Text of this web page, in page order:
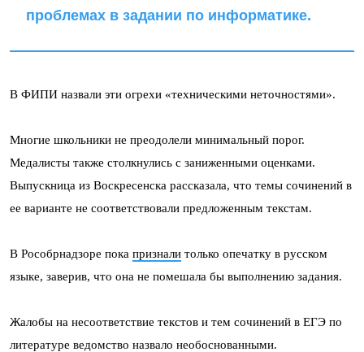
проблемах в задании по информатике.
В ФИПИ назвали эти огрехи «техническими неточностями».
Многие школьники не преодолели минимальный порог.
Медалисты также столкнулись с заниженными оценками.
Выпускница из Воскресенска рассказала, что темы сочинений в
ее варианте не соответствовали предложенным текстам.
В Рособрнадзоре пока признали только опечатку в русском
языке, заверив, что она не помешала бы выполнению задания.
Жалобы на несоответствие текстов и тем сочинений в ЕГЭ по
литературе ведомство назвало необоснованными.